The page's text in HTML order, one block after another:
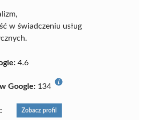
w świadczeniu usług
4.6
Google: 134
Zobacz profil